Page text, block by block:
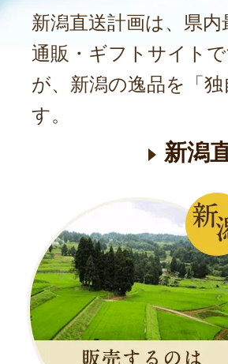
新潟直送計画は、県
通販・ギフトサイト
が、新潟の逸品を「
す。
新潟